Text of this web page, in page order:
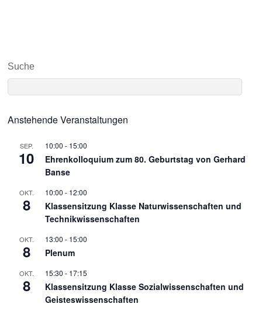
Suche
Anstehende Veranstaltungen
SEP.
10
10:00 - 15:00
Ehrenkolloquium zum 80. Geburtstag von Gerhard
Banse
OKT.
8
10:00 - 12:00
Klassensitzung Klasse Naturwissenschaften und
Technikwissenschaften
OKT.
8
13:00 - 15:00
Plenum
OKT.
8
15:30 - 17:15
Klassensitzung Klasse Sozialwissenschaften und
Geisteswissenschaften